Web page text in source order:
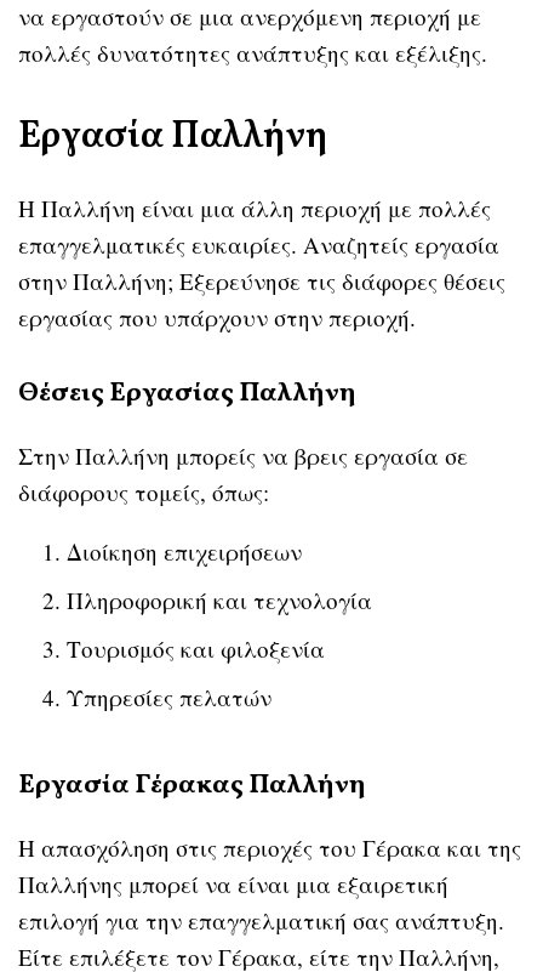
να εργαστούν σε μια ανερχόμενη περιοχή με
πολλές δυνατότητες ανάπτυξης και εξέλιξης.
Εργασία Παλλήνη
Η Παλλήνη είναι μια άλλη περιοχή με πολλές
επαγγελματικές ευκαιρίες. Αναζητείς εργασία
στην Παλλήνη; Εξερεύνησε τις διάφορες θέσεις
εργασίας που υπάρχουν στην περιοχή.
Θέσεις Εργασίας Παλλήνη
Στην Παλλήνη μπορείς να βρεις εργασία σε
διάφορους τομείς, όπως:
Διοίκηση επιχειρήσεων
Πληροφορική και τεχνολογία
Τουρισμός και φιλοξενία
Υπηρεσίες πελατών
Εργασία Γέρακας Παλλήνη
Η απασχόληση στις περιοχές του Γέρακα και της
Παλλήνης μπορεί να είναι μια εξαιρετική
επιλογή για την επαγγελματική σας ανάπτυξη.
Είτε επιλέξετε τον Γέρακα, είτε την Παλλήνη,